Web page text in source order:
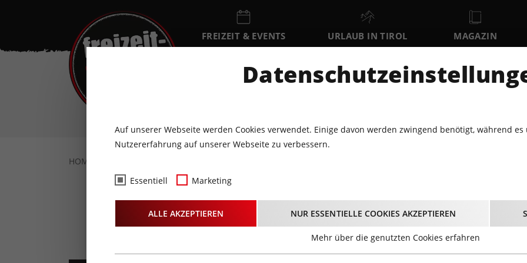
FREIZEIT & EVENTS URLAUB IN TIROL MAGAZIN
EVENTKALENDER
SO MO DI 12
HOME
Palettenkonzert mit =Mat
05.08.2026 - Beginn 18:30 Uhr
Auf unserer Webseite werden Cookies verwendet. Einige davon werden zwingend benötigt, während
Nutzererfahrung auf unserer Webseite zu verbessern.
Essentiell Marketing
ALLE AKZEPTIEREN NUR ESSENTIELLE COOKIES AKZEPTIEREN
Mehr über die genutzten Cookies erfahren